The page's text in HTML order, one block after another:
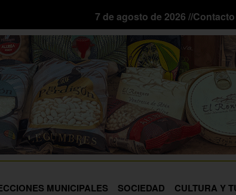
7 de agosto de 2026 //Contacto
MUNICIPALES SOCIEDAD CULTURA Y